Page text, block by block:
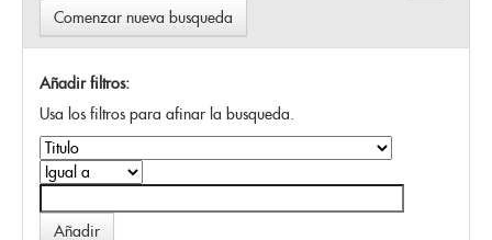
Comenzar nueva busqueda
Añadir filtros:
Usa los filtros para afinar la busqueda.